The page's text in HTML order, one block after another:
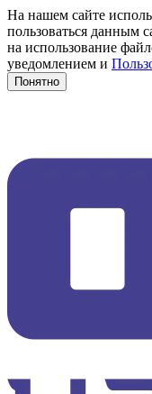
На нашем сайте
пользоваться данным
на использование
уведомлением и
Понятно